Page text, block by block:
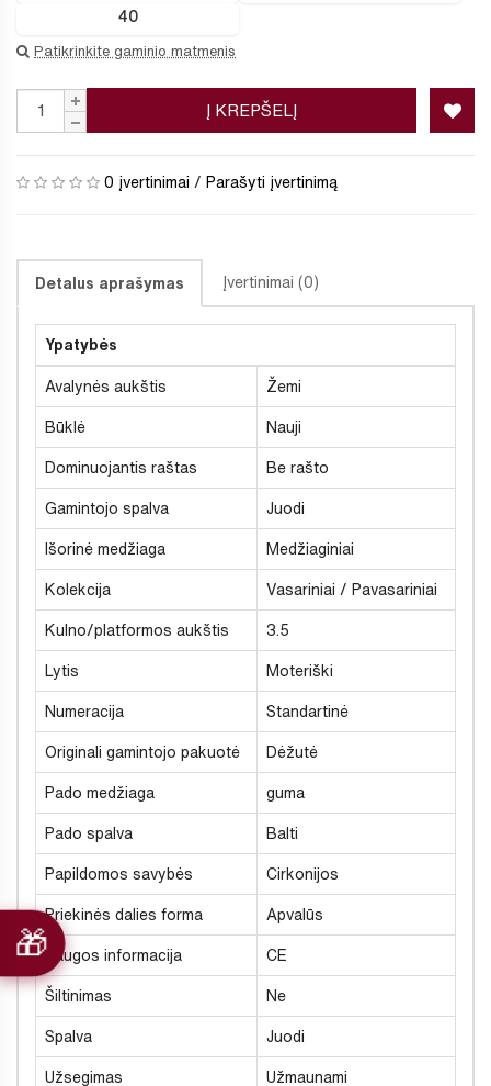
40
Patikrinkite gaminio matmenis
Į KREPŠELĮ
0 įvertinimai / Parašyti įvertinimą
Detalus aprašymas Įvertinimai (0)
Ypatybės
Avalynės aukštis Žemi
Būklė Nauji
Dominuojantis raštas Be rašto
Gamintojo spalva Juodi
Išorinė medžiaga Medžiaginiai
Kolekcija Vasariniai / Pavasariniai
Kulno/platformos aukštis 3.5
Lytis Moteriški
Numeracija Standartinė
Originali gamintojo pakuotė Dėžutė
Pado medžiaga guma
Pado spalva Balti
Papildomos savybės Cirkonijos
Priekinės dalies forma Apvalūs
Saugos informacija CE
Šiltinimas Ne
Spalva Juodi
Užsegimas Užmaunami